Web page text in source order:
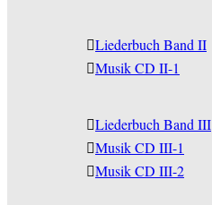
Liederbuch Band II
Musik CD II-1
Liederbuch Band III
Musik CD III-1
Musik CD III-2